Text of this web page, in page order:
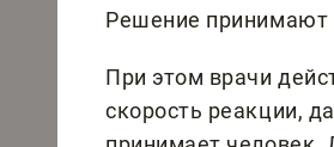
Решение принимают
При этом врачи
скорость реакции,